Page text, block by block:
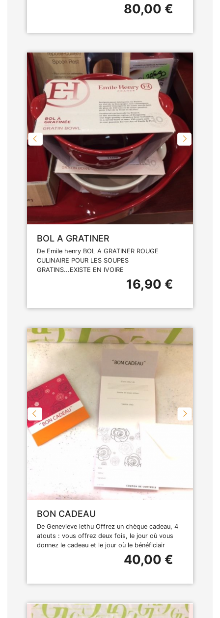
80,00 €
BOL A GRATINER
De Emile henry BOL A GRATINER ROUGE
CULINAIRE POUR LES SOUPES
GRATINS...EXISTE EN IVOIRE
16,90 €
BON CADEAU
De Genevieve lethu Offrez un chèque cadeau, 4
atouts : vous offrez deux fois, le jour où vous
donnez le cadeau et le jour où le bénéficiair
40,00 €